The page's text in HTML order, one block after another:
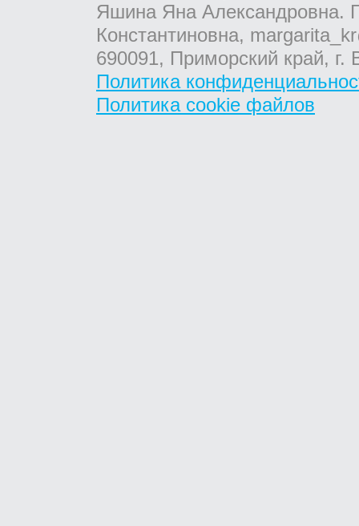
Яшина Яна Александровна.
Константиновна,
690091, Приморский край,
Политика
Политика cookie файлов